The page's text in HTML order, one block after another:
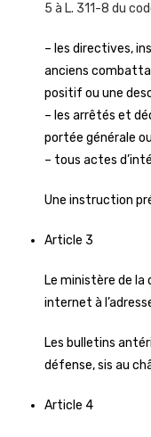
5 à L. 311-8 du
– les directives,
anciens
positif ou une
– les arrêtés et
portée générale
– tous actes
Une instruction
Article 3
Le ministère de
internet à
Les bulletins
défense, sis au
Article 4